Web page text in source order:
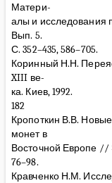
Матери-
алы и исследования
Вып. 5.
С. 352–435, 586–705.
Коринный Н.Н.
XIII ве-
ка. Киев, 1992.
182
Кропоткин В.В.
монет в
Восточной Европе //
76–98.
Кравченко Н.М.